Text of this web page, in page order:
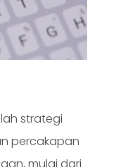
strategi
percakapan
mulai dari